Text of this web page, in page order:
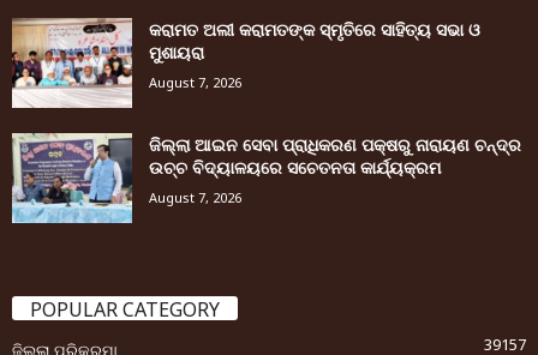
କରାମତ ଅଲୀ କରାମତଙ୍କ ସ୍ମୃତିରେ ସାହିତ୍ୟ ସଭା ଓ
ମୁଶାୟରା
August 7, 2026
ଜିଲ୍ଲା ଆଇନ ସେବା ପ୍ରାଧିକରଣ ପକ୍ଷରୁ ନାରାୟଣ ଚନ୍ଦ୍ର
ଉଚ୍ଚ ବିଦ୍ୟାଳୟରେ ସଚେତନତା କାର୍ଯ୍ୟକ୍ରମ
August 7, 2026
POPULAR CATEGORY
ଜିଲ୍ଲା ପରିକ୍ରମା 39157